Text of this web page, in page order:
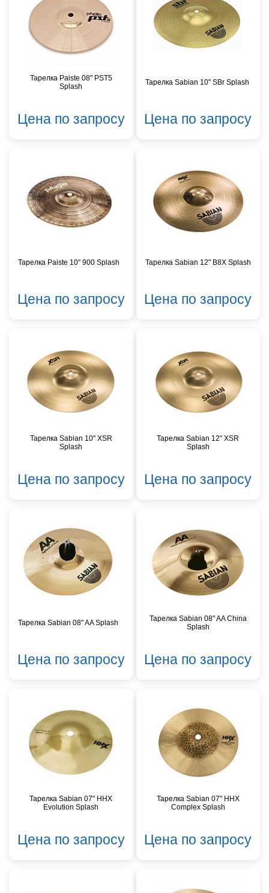
Тарелка Paiste 08" PST5
Splash
Цена по запросу
Тарелка Sabian 10" SBr Splash
Цена по запросу
Тарелка Paiste 10" 900 Splash
Цена по запросу
Тарелка Sabian 12" B8X Splash
Цена по запросу
Тарелка Sabian 10" XSR
Splash
Цена по запросу
Тарелка Sabian 12" XSR
Splash
Цена по запросу
Тарелка Sabian 08" AA Splash
Цена по запросу
Тарелка Sabian 08" AA China
Splash
Цена по запросу
Тарелка Sabian 07" HHX
Evolution Splash
Цена по запросу
Тарелка Sabian 07" HHX
Complex Splash
Цена по запросу